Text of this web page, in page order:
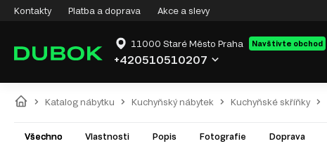
Kontakty Platba a doprava Akce a slevy
11000 Staré Město Praha Navštivte obchod
+420510510207
Katalog nábytku Kuchyňský nábytek Kuchyňské skříňky
Všechno Vlastnosti Popis Fotografie Doprava